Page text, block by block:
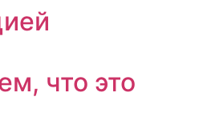
что это